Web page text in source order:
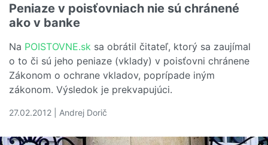
Peniaze v poisťovniach nie sú chránené
ako v banke
Na POISTOVNE.sk sa obrátil čitateľ, ktorý sa zaujímal
o to či sú jeho peniaze (vklady) v poisťovni chránene
Zákonom o ochrane vkladov, poprípade iným
zákonom. Výsledok je prekvapujúci.
27.02.2012 | Andrej Dorič